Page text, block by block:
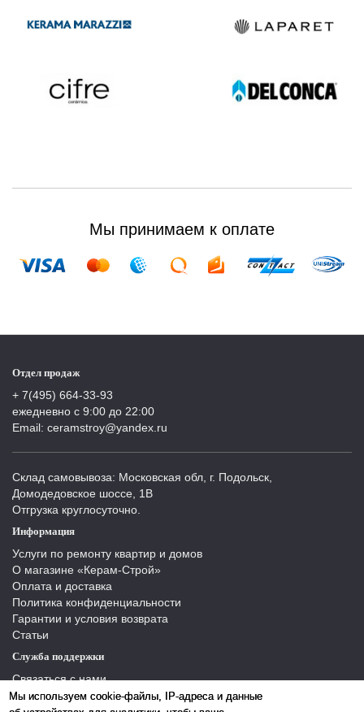
Мы используем cookie-файлы, IP-адреса и данные
Мы принимаем к оплате
Отдел продаж
+ 7(495) 664-33-93
ежедневно с 9:00 до 22:00
Email: ceramstroy@yandex.ru
Склад самовывоза: Московская обл, г. Подольск,
Домодедовское шоссе, 1В
Отгрузка круглосуточно.
Информация
Услуги по ремонту квартир и домов
О магазине «Керам-Строй»
Оплата и доставка
Политика конфиденциальности
Гарантии и условия возврата
Статьи
Служба поддержки
Связаться с нами
Отзывы